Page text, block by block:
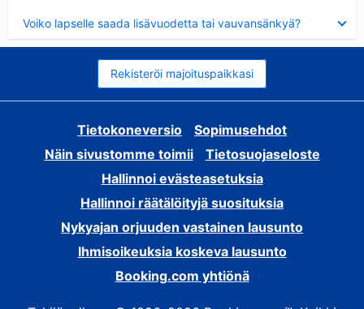
Voiko lapselle saada lisävuodetta tai vauvansänkyä?
Rekisteröi majoituspaikkasi
Tietokoneversio
Sopimusehdot
Näin sivustomme toimii
Tietosuojaseloste
Hallinnoi evästeasetuksia
Hallinnoi räätälöityjä suosituksia
Nykyajan orjuuden vastainen lausunto
Ihmisoikeuksia koskeva lausunto
Booking.com yhtiönä